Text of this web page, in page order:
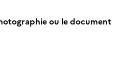
ou le document